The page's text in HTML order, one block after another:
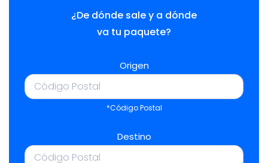
¿De dónde sale y a dónde
va tu paquete?
Origen
*Código Postal
Destino